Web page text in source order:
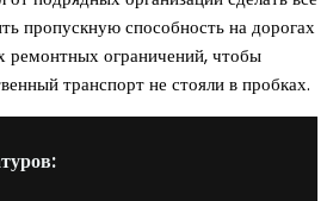
пропускную способность на дорогах
ремонтных ограничений, чтобы
транспорт не стояли в пробках.